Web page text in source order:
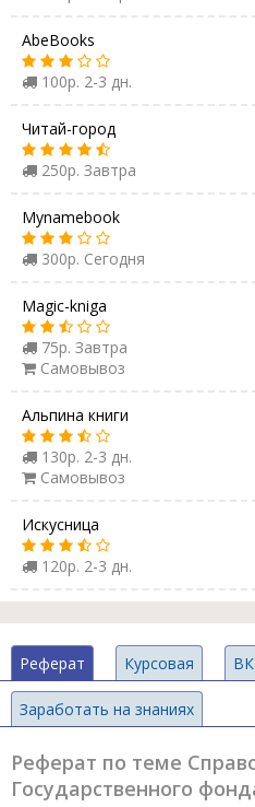
AbeBooks
100р. 2-3 дн.
Читай-город
250р. Завтра
Mynamebook
300р. Сегодня
Magic-kniga
75р. Завтра
Самовывоз
Альпина книги
130р. 2-3 дн.
Самовывоз
Искусница
120р. 2-3 дн.
Реферат Курсовая
Заработать на знаниях
Реферат по теме
Государственного